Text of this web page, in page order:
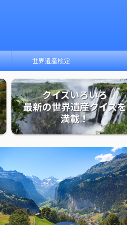
世界遺産検定
クイズいろいろ
最新の世界遺産クイズを
満載！